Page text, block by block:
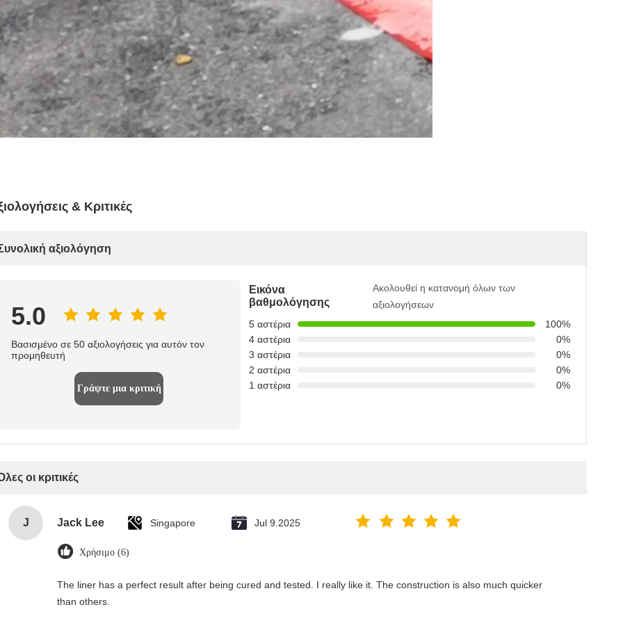
& Κριτικές
αξιολόγηση
5.0
Βασισμένο σε 50 αξιολογήσεις για αυτόν τον
προμηθευτή
Γράψτε μια κριτική
Εικόνα
βαθμολόγησης
Ακολουθεί η κατανομή όλων των
αξιολογήσεων
5 αστέρια
100%
4 αστέρια
0%
3 αστέρια
0%
2 αστέρια
0%
1 αστέρια
0%
οι κριτικές
J Jack Lee Singapore Jul 9.2025
Χρήσιμο (6)
The liner has a perfect result after being cured and tested. I really like it. The construction is also much quicker
than others.